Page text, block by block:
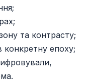
та контрасту;
конкретну епоху;